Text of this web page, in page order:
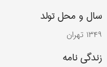
سال و محل تولد
۱۳۴۹ تهران
زندگی نامه